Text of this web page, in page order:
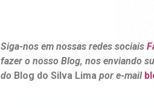
Siga-nos em nossas redes sociais
fazer o nosso Blog, nos enviando
doBlog do Silva Lima por e-mail